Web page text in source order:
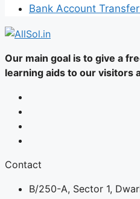
Bank Account
Our main goal is to give a
learning aids to our visitors
Contact
B/250-A, Sector 1,